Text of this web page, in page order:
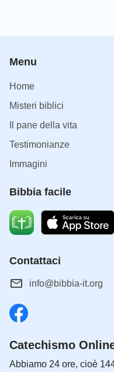
Menu
Home
Misteri biblici
Il pane della vita
Testimonianze
Immagini
Bibbia facile
Contattaci
info@bibbia-it.org
Catechismo
Abbiamo 24 ore, cioè